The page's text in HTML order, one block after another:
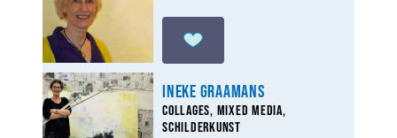
Ineke Graamans
Collages, Mixed Media,
Schilderkunst